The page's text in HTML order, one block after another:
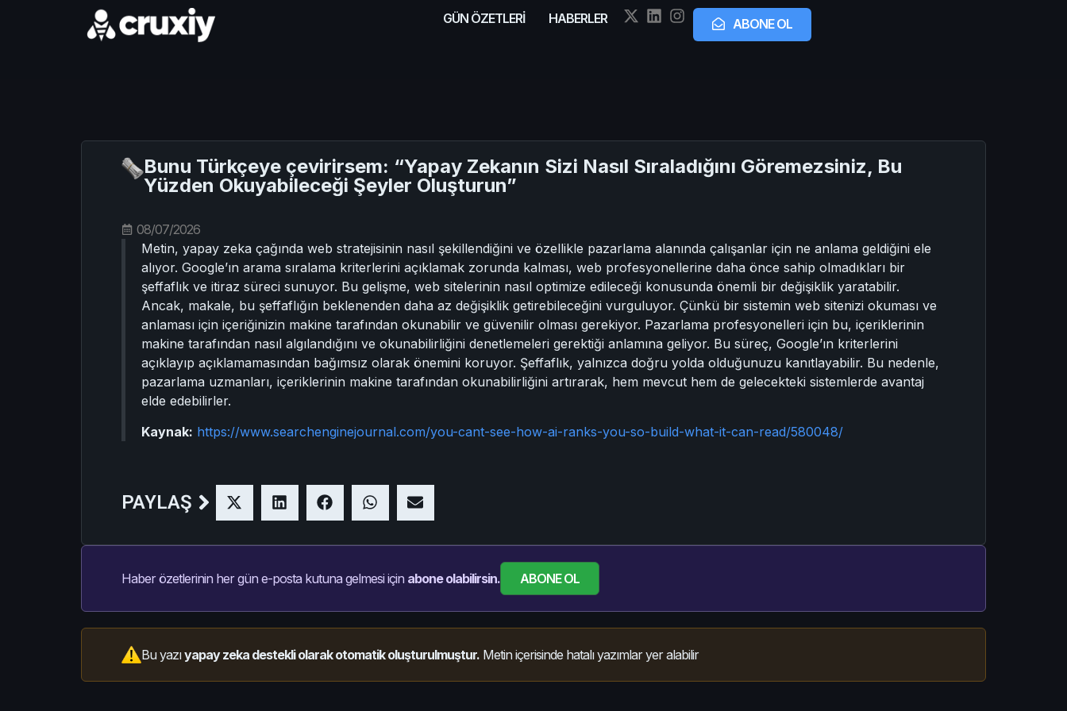
GÜN ÖZETLERİ HABERLER ABONE OL
Bunu Türkçeye çevirirsem: “Yapay Zekanın Sizi Nasıl Sıraladığını Göremezsiniz, Bu
Yüzden Okuyabileceği Şeyler Oluşturun”
08/07/2026
Metin, yapay zeka çağında web stratejisinin nasıl şekillendiğini ve özellikle pazarlama alanında çalışanlar için ne anlama geldiğini ele
alıyor. Google’ın arama sıralama kriterlerini açıklamak zorunda kalması, web profesyonellerine daha önce sahip olmadıkları bir
şeffaflık ve itiraz süreci sunuyor. Bu gelişme, web sitelerinin nasıl optimize edileceği konusunda önemli bir değişiklik yaratabilir.
Ancak, makale, bu şeffaflığın beklenenden daha az değişiklik getirebileceğini vurguluyor. Çünkü bir sistemin web sitenizi okuması ve
anlaması için içeriğinizin makine tarafından okunabilir ve güvenilir olması gerekiyor. Pazarlama profesyonelleri için bu, içeriklerinin
makine tarafından nasıl algılandığını ve okunabilirliğini denetlemeleri gerektiği anlamına geliyor. Bu süreç, Google’ın kriterlerini
açıklayıp açıklamamasından bağımsız olarak önemini koruyor. Şeffaflık, yalnızca doğru yolda olduğunuzu kanıtlayabilir. Bu nedenle,
pazarlama uzmanları, içeriklerinin makine tarafından okunabilirliğini artırarak, hem mevcut hem de gelecekteki sistemlerde avantaj
elde edebilirler.
Kaynak: https://www.searchenginejournal.com/you-cant-see-how-ai-ranks-you-so-build-what-it-can-read/580048/
PAYLAŞ
Haber özetlerinin her gün e-posta kutuna gelmesi için abone olabilirsin. ABONE OL
Bu yazıyapay zeka destekli olarak otomatik oluşturulmuştur. Metin içerisinde hatalı yazımlar yer alabilir